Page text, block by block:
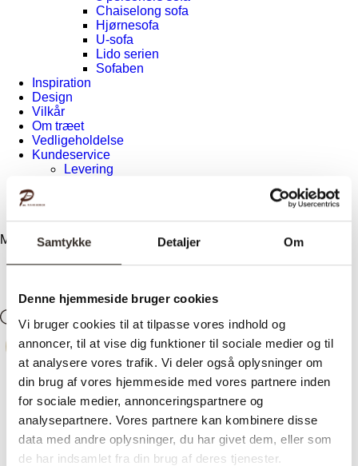
Samtykke Detaljer Om
Denne hjemmeside bruger cookies
Vi bruger cookies til at tilpasse vores indhold og
annoncer, til at vise dig funktioner til sociale medier og til
at analysere vores trafik. Vi deler også oplysninger om
din brug af vores hjemmeside med vores partnere inden
for sociale medier, annonceringspartnere og
analysepartnere. Vores partnere kan kombinere disse
data med andre oplysninger, du har givet dem, eller som
de har indsamlet fra din brug af deres tjenester.
Chaiselong sofa
Hjørnesofa
U-sofa
Lido serien
Sofaben
Inspiration
Design
Vilkår
Om træet
Vedligeholdelse
Kundeservice
Levering
Menu
Søg Konto 0 Kurv
28%